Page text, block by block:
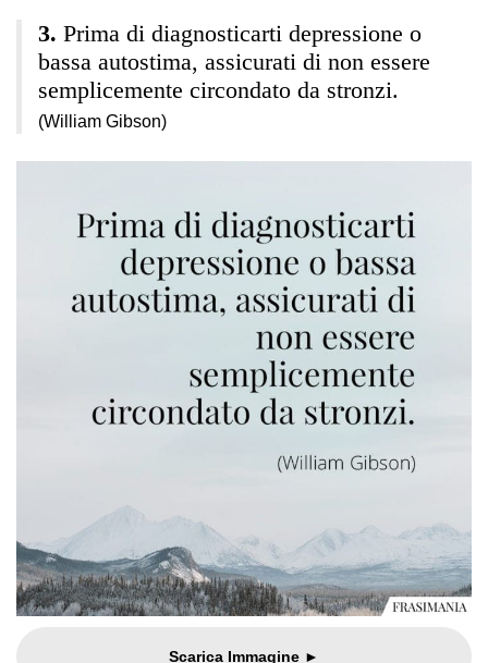
Prima di diagnosticarti depressione o
bassa autostima, assicurati di non essere
semplicemente circondato da stronzi.
(William Gibson)